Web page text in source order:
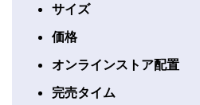
サイズ
価格
オンラインストア配置
完売タイム